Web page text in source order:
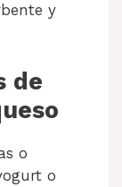
y
de
o
o